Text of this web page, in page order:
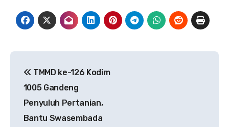
pos
TMMD ke-126 Kodim
1005 Gandeng
Penyuluh Pertanian,
Bantu Swasembada